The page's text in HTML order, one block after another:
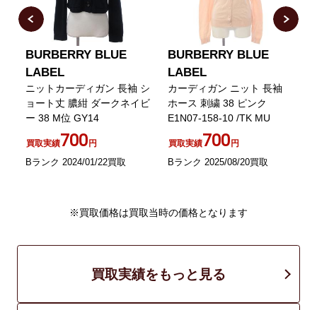
BURBERRY BLUE
LABEL
ニットカーディガン 長袖 シ
ョート丈 膿紺 ダークネイビ
ー 38 M位 GY14
買取実績700円
Bランク 2024/01/22買取
BURBERRY BLUE
LABEL
カーディガン ニット 長袖
ホース 刺繍 38 ピンク
E1N07-158-10 /TK MU
買取実績700円
Bランク 2025/08/20買取
※買取価格は買取当時の価格となります
買取実績をもっと見る